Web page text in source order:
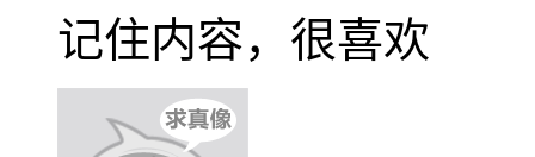
记住内容，很喜欢